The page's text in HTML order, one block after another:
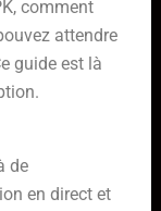
comment
attendre
guide est là
de
en direct et